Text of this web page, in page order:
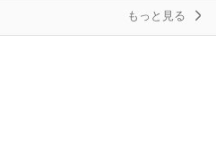
もっと見る